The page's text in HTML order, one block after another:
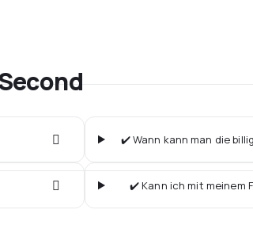
✔️ Wann kann man die
✔️ Kann ich mit meinem